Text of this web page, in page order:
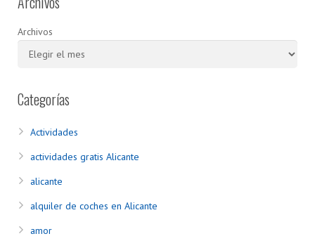
Archivos
Categorías
Actividades
actividades gratis Alicante
alicante
alquiler de coches en Alicante
amor